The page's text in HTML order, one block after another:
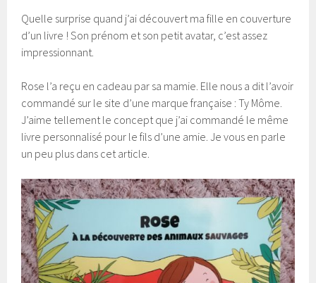
Quelle surprise quand j’ai découvert ma fille en couverture
d’un livre ! Son prénom et son petit avatar, c’est assez
impressionnant.
Rose l’a reçu en cadeau par sa mamie. Elle nous a dit l’avoir
commandé sur le site d’une marque française : Ty Môme.
J’aime tellement le concept que j’ai commandé le même
livre personnalisé pour le fils d’une amie. Je vous en parle
un peu plus dans cet article.